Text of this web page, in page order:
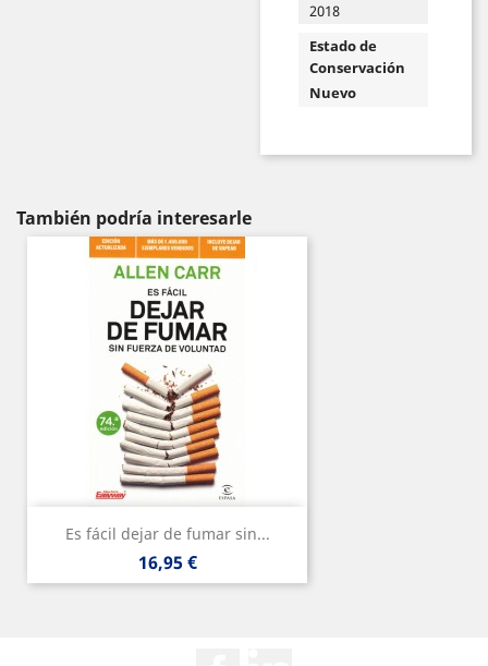
2018
Estado de
Conservación
Nuevo
También podría interesarle
Es fácil dejar de fumar sin...
Precio
16,95 €